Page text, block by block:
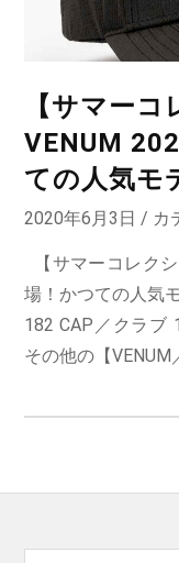
【サマーコ
VENUM
ての人気モ
2020年6月3日 / カ
【サマーコレク
場！かつての人
182 CAP／クラ
その他の【VENUM